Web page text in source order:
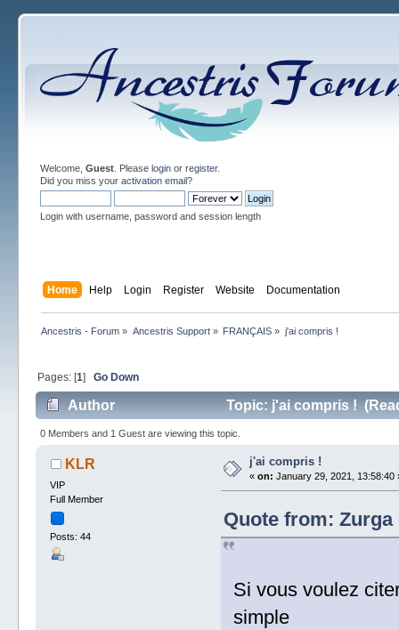
Welcome, Guest. Please loginor register.
Did you miss your activation email?
Login with username, password and session length
Home Help Login Register Website Documentation
Ancestris - Forum » Ancestris Support» FRANÇAIS » j'ai compris !
Pages: [1] Go Down
Author Topic: j'ai compris !
0 Members and 1 Guest are viewing this topic.
KLR
VIP
Full Member
Posts: 44
j'ai compris !
«on: January 29, 2021, 13:58:40
Quote from: Zurga
Si vous voulez
simple